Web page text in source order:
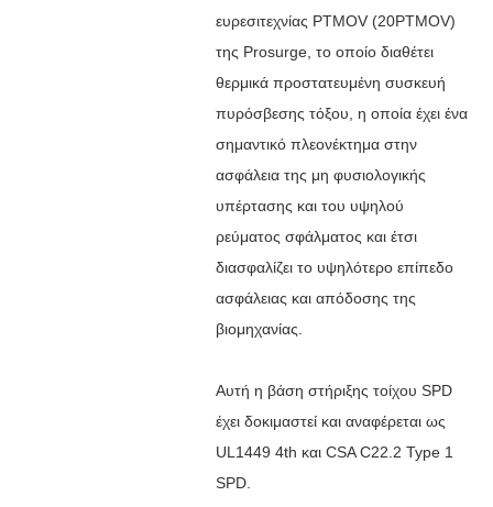
ευρεσιτεχνίας PTMOV (20PTMOV)
της Prosurge, το οποίο διαθέτει
θερμικά προστατευμένη συσκευή
πυρόσβεσης τόξου, η οποίαέχει ένα
σημαντικό πλεονέκτημα στην
ασφάλεια της μη φυσιολογικής
υπέρτασης και του υψηλού
ρεύματος σφάλματος και έτσι
διασφαλίζει το υψηλότερο επίπεδο
ασφάλειας και απόδοσης της
βιομηχανίας.
Αυτή η βάση στήριξης τοίχου SPD
έχει δοκιμαστεί και αναφέρεται ως
UL1449 4th και CSA C22.2 Type 1
SPD.